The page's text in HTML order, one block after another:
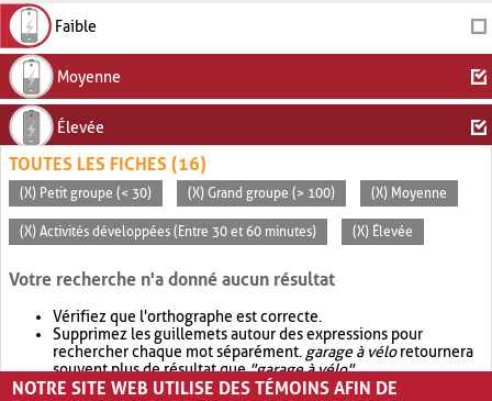
Faible
Moyenne
Élevée
TOUTES LES FICHES (16)
(X) Petit groupe (< 30) (X) Grand groupe (> 100) (X) Moyenne
(X) Activités développées (Entre 30 et 60 minutes) (X) Élevée
Votre recherche n'a donné aucun résultat
Vérifiez que l'orthographe est correcte.
Supprimez les guillemets autour des expressions pour
rechercher chaque mot séparément. garage à véloretournera
souvent plus de résultat que"garage à vélo".
Envisagez d'élargir votre recherche avec OR.garage OR vélo
NOTRE SITE WEB UTILISE DES TÉMOINS AFIN DE